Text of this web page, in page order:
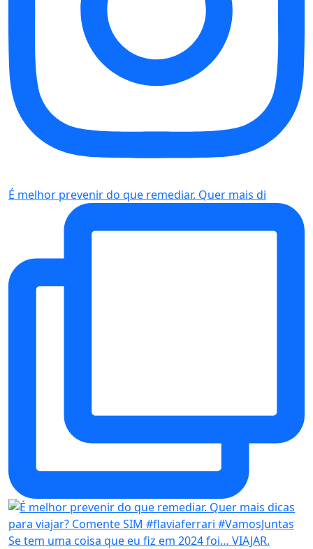
É melhor prevenir do que remediar. Quer mais di
Se tem uma coisa que eu fiz em 2024 foi… VIAJAR.